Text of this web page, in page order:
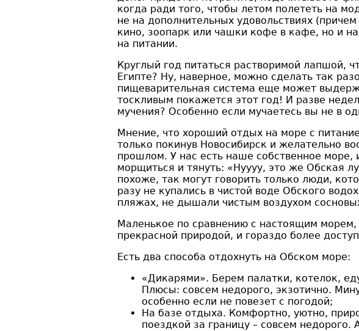
когда ради того, чтобы летом полететь на
не на дополнительных удовольствиях
кино, зоопарк или чашки кофе в кафе, но и
на питании.
Круглый год питаться растворимой лапшой,
Египте? Ну, наверное, можно сделать так
пищеварительная система еще может
тоскливым покажется этот год! И разве
мучения? Особенно если мучаетесь вы не в
Мнение, что хороший отдых на море с
только покинув Новосибирск и желательно
прошлом. У нас есть наше собственное море,
морщиться и тянуть: «Нуууу, это же Обская
похоже, так могут говорить только люди,
разу не купались в чистой воде Обского
пляжах, не дышали чистым воздухом
Маленькое по сравнению с настоящим морем,
прекрасной природой, и гораздо более
Есть два способа отдохнуть на Обском море:
«Дикарями». Берем палатки, котелок,
Плюсы: совсем недорого, экзотично.
особенно если не повезет с погодой;
На базе отдыха. Комфортно, уютно,
поездкой за границу – совсем недорого.